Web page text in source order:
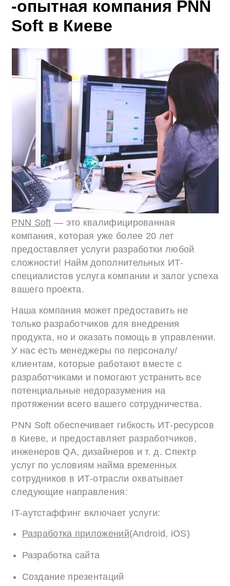
-опытная компания PNN
Soft в Киеве
PNN Soft — это квалифицированная
компания, которая уже более 20 лет
предоставляет услуги разработки любой
сложности! Найм дополнительных ИТ-
специалистов услуга компании и залог успеха
вашего проекта.
Наша компания может предоставить не
только разработчиков для внедрения
продукта, но и оказать помощь в управлении.
У нас есть менеджеры по персоналу/
клиентам, которые работают вместе с
разработчиками и помогают устранить все
потенциальные недоразумения на
протяжении всего вашего сотрудничества.
PNN Soft обеспечивает гибкость ИТ-ресурсов
в Киеве, и предоставляет разработчиков,
инженеров QА, дизайнеров и т. д. Спектр
услуг по условиям найма временных
сотрудников в ИТ-отрасли охватывает
следующие направления:
IT-аутстаффинг включает услуги:
Разработка приложений(Android, iOS)
Разработка сайта
Создание презентаций